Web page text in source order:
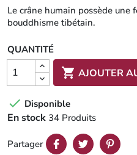
Le crâne humain possède une
bouddhisme tibétain.
QUANTITÉ
 AJOUTER
 Disponible
En stock 34 Produits
Partager